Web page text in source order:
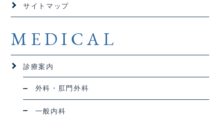
サイトマップ
MEDICAL
診療案内
外科・肛門外科
一般内科